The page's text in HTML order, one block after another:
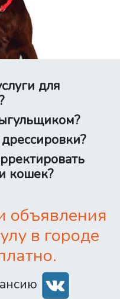
для
кошек?
объявления
в городе